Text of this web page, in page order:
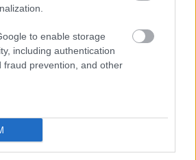
to enable storage
including authentication
fraud prevention, and other
a blogom, de úgy látom,